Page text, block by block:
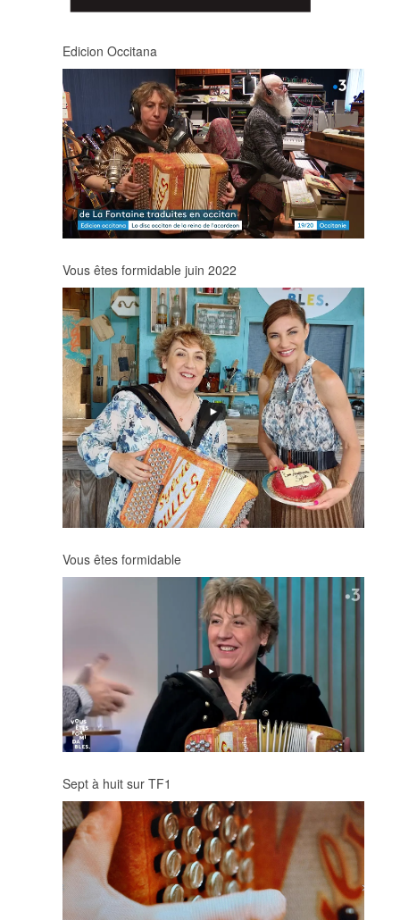
Edicion Occitana
Vous êtes formidable juin 2022
Vous êtes formidable
Sept à huit sur TF1